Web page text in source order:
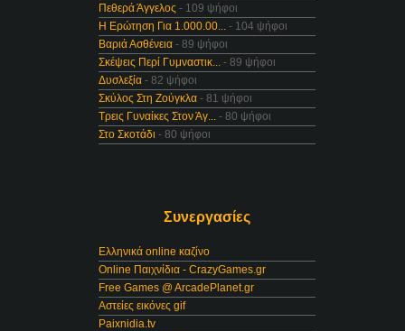
Πεθερά Άγγελος - 109 ψήφοι
Η Ερώτηση Για 1.000.00... - 104 ψήφοι
Βαριά Ασθένεια - 89 ψήφοι
Σκέψεις Περί Γυμναστικ... - 89 ψήφοι
Δυσλεξία - 82 ψήφοι
Σκύλος Στη Ζούγκλα - 81 ψήφοι
Τρεις Γυναίκες Στον Άγ... - 80 ψήφοι
Στο Σκοτάδι - 80 ψήφοι
Συνεργασίες
Ελληνικά online καζίνο
Online Παιχνίδια - CrazyGames.gr
Free Games @ ArcadePlanet.gr
Αστείες εικόνες gif
Paixnidia.tv